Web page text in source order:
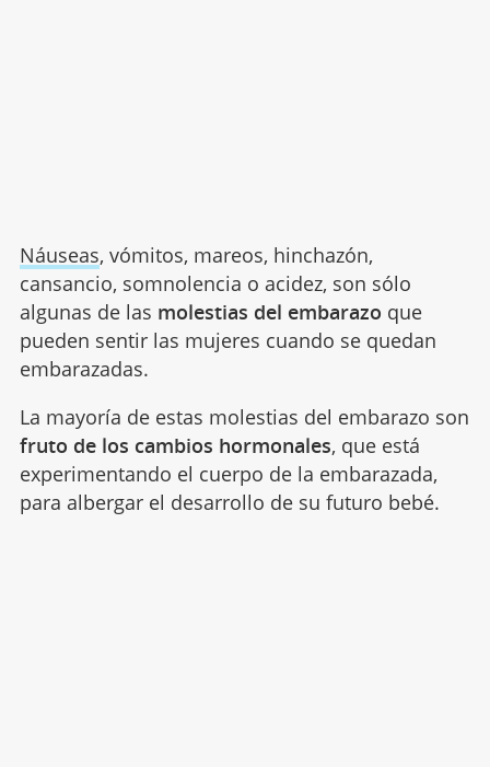
Náuseas, vómitos, mareos, hinchazón,
cansancio, somnolencia o acidez, son sólo
algunas de las molestias del embarazo que
pueden sentir las mujeres cuando se quedan
embarazadas.
La mayoría de estas molestias del embarazo son
fruto de los cambios hormonales, que está
experimentando el cuerpo de la embarazada,
para albergar el desarrollo de su futuro bebé.